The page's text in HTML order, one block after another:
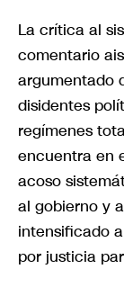
La crítica al
comentario
argumentado
disidentes
regímenes
encuentra en
acoso
al gobierno y
intensificado
por justicia